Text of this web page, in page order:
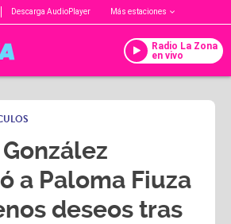
Descarga AudioPlayer Más estaciones
Radio La Zona
en vivo
a Paloma Fiuza
deseos tras